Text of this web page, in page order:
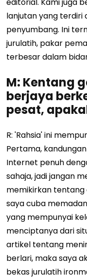
lanjutan yang terdiri
penyumbang. Ini
jurulatih, pakar
terbesar dalam
M: Kentang
berjaya
pesat,
R: 'Rahsia' ini
Pertama,
Internet penuh
sahaja, jadi jangan
memikirkan tentang
saya cuba
yang mempunyai
menciptanya dari
artikel tentang
berlari, maka saya
bekas jurulatih